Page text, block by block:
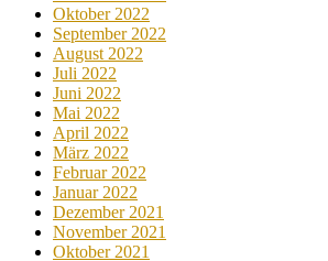
Oktober 2022
September 2022
August 2022
Juli 2022
Juni 2022
Mai 2022
April 2022
März 2022
Februar 2022
Januar 2022
Dezember 2021
November 2021
Oktober 2021